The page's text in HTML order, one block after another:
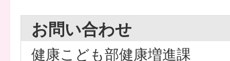
お問い合わせ
健康こども部健康増進課